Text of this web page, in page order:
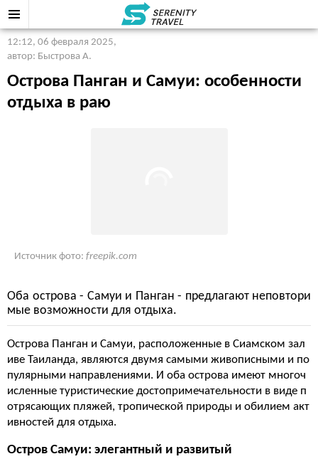
12:12, 06 февраля 2025,
автор: Быстрова А.
Острова Панган и Самуи: особенности
отдыха в раю
Источник фото: freepik.com
Оба острова - Самуи и Панган - предлагают неповтори
мые возможности для отдыха.
Острова Панган и Самуи, расположенные в Сиамском зал
иве Таиланда, являются двумя самыми живописными и по
пулярными направлениями. И оба острова имеют многоч
исленные туристические достопримечательности в виде п
отрясающих пляжей, тропической природы и обилием акт
ивностей для отдыха.
Остров Самуи: элегантный и развитый